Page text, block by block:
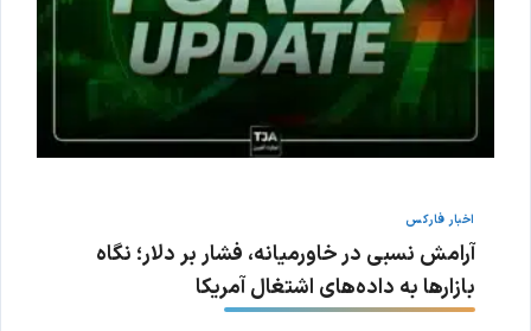
اخبار فارکس
آرامش نسبی در خاورمیانه، فشار بر دلار؛ نگاه
بازارها به داده‌های اشتغال آمریکا